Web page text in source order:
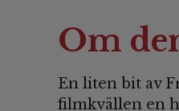
Om
En liten bit av
filmkvällen en